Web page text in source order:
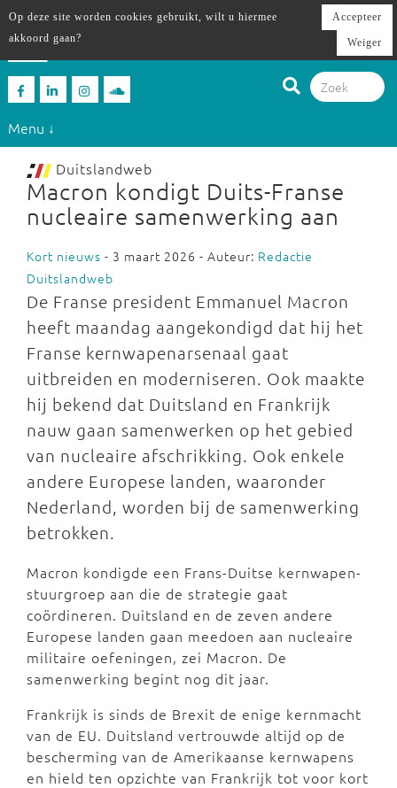
Menu ↓
Duitslandweb
Macron kondigt Duits-Franse
nucleaire samenwerking aan
Kort nieuws - 3 maart 2026 - Auteur: Redactie
Duitslandweb
De Franse president Emmanuel Macron
heeft maandag aangekondigd dat hij het
Franse kernwapenarsenaal gaat
uitbreiden en moderniseren. Ook maakte
hij bekend dat Duitsland en Frankrijk
nauw gaan samenwerken op het gebied
van nucleaire afschrikking. Ook enkele
andere Europese landen, waaronder
Nederland, worden bij de samenwerking
betrokken.
Macron kondigde een Frans-Duitse kernwapen-
stuurgroep aan die de strategie gaat
coördineren. Duitsland en de zeven andere
Europese landen gaan meedoen aan nucleaire
militaire oefeningen, zei Macron. De
samenwerking begint nog dit jaar.
Frankrijk is sinds de Brexit de enige kernmacht
van de EU. Duitsland vertrouwde altijd op de
bescherming van de Amerikaanse kernwapens
en hield ten opzichte van Frankrijk tot voor kort
Op deze site worden cookies gebruikt, wilt u hiermee
akkoord gaan?
Accepteer
Weiger